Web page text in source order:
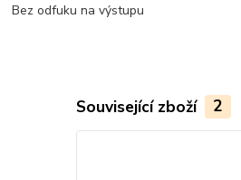
Bez odfuku na výstupu
Související zboží 2